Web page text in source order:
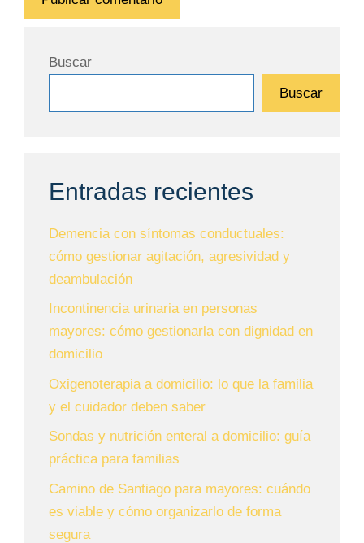
Buscar
Buscar
Entradas recientes
Demencia con síntomas conductuales:
cómo gestionar agitación, agresividad y
deambulación
Incontinencia urinaria en personas
mayores: cómo gestionarla con dignidad en
domicilio
Oxigenoterapia a domicilio: lo que la familia
y el cuidador deben saber
Sondas y nutrición enteral a domicilio: guía
práctica para familias
Camino de Santiago para mayores: cuándo
es viable y cómo organizarlo de forma
segura